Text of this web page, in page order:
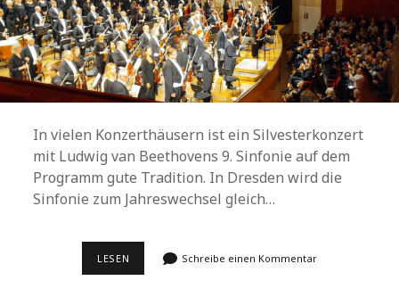
In vielen Konzerthäusern ist ein Silvesterkonzert
mit Ludwig van Beethovens 9. Sinfonie auf dem
Programm gute Tradition. In Dresden wird die
Sinfonie zum Jahreswechsel gleich…
LESEN FREUDE? Schreibe einen Kommentar